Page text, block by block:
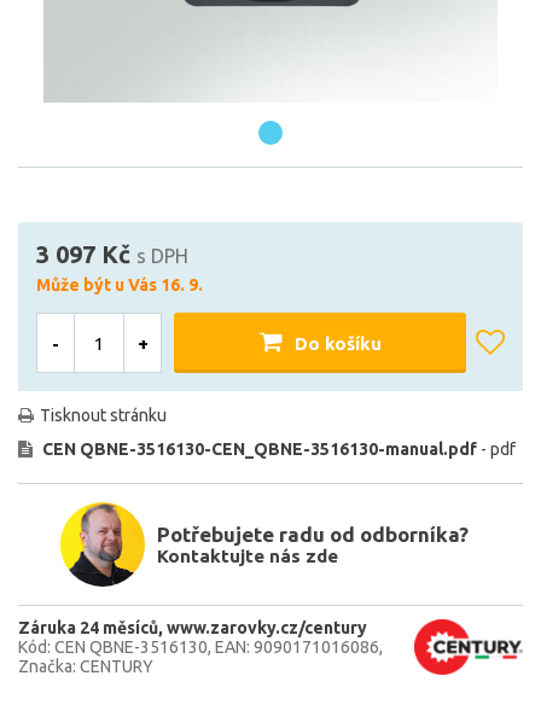
3 097 Kč s DPH
Může být u Vás 16. 9.
- + Do košíku
Tisknout stránku
CEN QBNE-3516130-CEN_QBNE-3516130-manual.pdf - pdf
Potřebujete radu od odborníka?
Kontaktujte nás zde
Záruka 24 měsíců www.zarovky.cz/century
Kód: CEN QBNE-3516130 EAN: 9090171016086
Značka: CENTURY